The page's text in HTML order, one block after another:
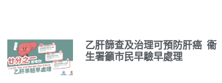
乙肝篩查及治理可預防肝癌 衞
生署籲市民早驗早處理